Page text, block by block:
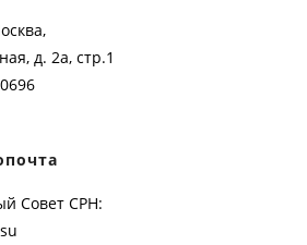
д. 2а, стр.1
Совет СРН: